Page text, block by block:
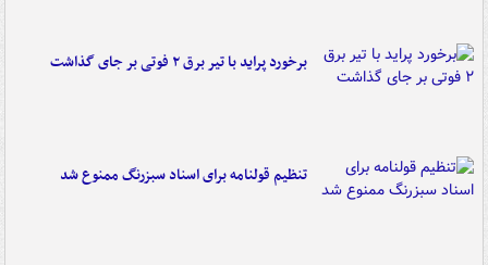
برخورد پراید با تیر برق ۲ فوتی بر جای گذاشت
تنظیم قولنامه برای اسناد سبزرنگ ممنوع شد